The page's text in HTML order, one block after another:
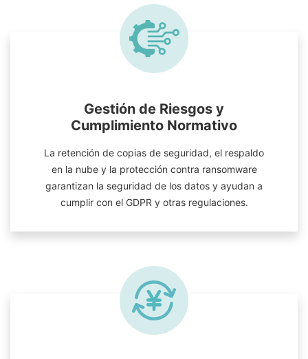
Gestión de Riesgos y
Cumplimiento Normativo
La retención de copias de seguridad, el respaldo
en la nube y la protección contra ransomware
garantizan la seguridad de los datos y ayudan a
cumplir con el GDPR y otras regulaciones.